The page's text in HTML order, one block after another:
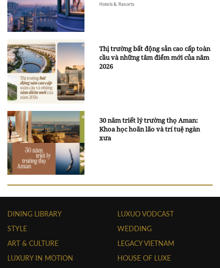
Hotels & Resorts
Thị trường bất động sản cao cấp toàn
cầu và những tâm điểm mới của năm
2026
30 năm triết lý trường thọ Aman:
Khoa học hoãn lão và trí tuệ ngàn
xưa
DINING LIBRARY
STYLE
ART & CULTURE
LUXURY IN MOTION
LUXUO VODCAST
WEDDING
LEGACY VIETNAM
HOUSE OF LUXE